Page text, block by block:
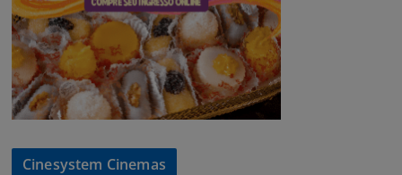
Cinesystem Cinemas